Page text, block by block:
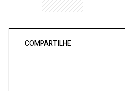
COMPARTILHE